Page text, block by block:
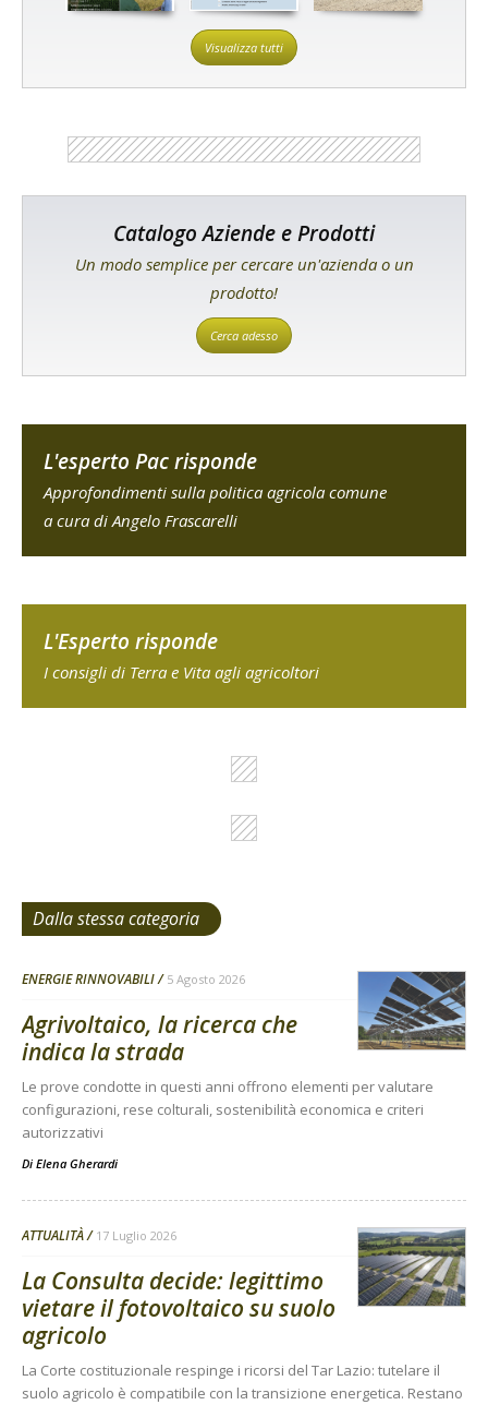
Visualizza tutti
Catalogo Aziende e Prodotti
Un modo semplice per cercare un'azienda o un
prodotto!
Cerca adesso
L'esperto Pac risponde
Approfondimenti sulla politica agricola comune
a cura di Angelo Frascarelli
L'Esperto risponde
I consigli di Terra e Vita agli agricoltori
Dalla stessa categoria
ENERGIE RINNOVABILI 5 Agosto 2026
Agrivoltaico, la ricerca che
indica la strada
Le prove condotte in questi anni offrono elementi per valutare
configurazioni, rese colturali, sostenibilità economica e criteri
autorizzativi
Di Elena Gherardi
ATTUALITÀ 17 Luglio 2026
La Consulta decide: legittimo
vietare il fotovoltaico su suolo
agricolo
La Corte costituzionale respinge i ricorsi del Tar Lazio: tutelare il
suolo agricolo è compatibile con la transizione energetica. Restano